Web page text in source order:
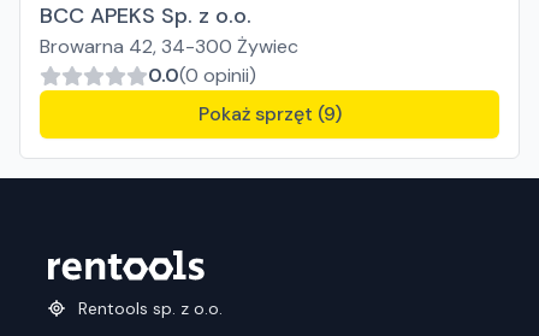
BCC APEKS Sp. z o.o.
Browarna 42, 34-300 Żywiec
0.0(0 opinii)
Pokaż sprzęt (9)
Rentools sp. z o.o.